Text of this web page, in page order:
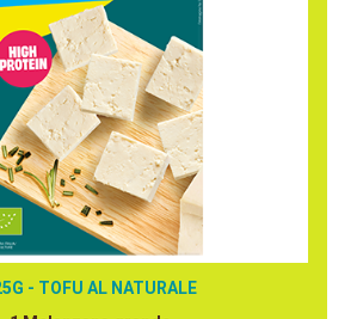
- TOFU AL NATURALE